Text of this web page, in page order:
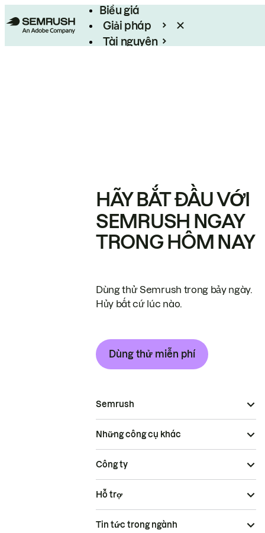
Biểu giá
Giải pháp
Tài nguyên
HÃY BẮT ĐẦU VỚI
SEMRUSH NGAY
TRONG HÔM NAY
Dùng thử Semrush trong bảy ngày.
Hủy bất cứ lúc nào.
Dùng thử miễn phí
Semrush
Những công cụ khác
Công ty
Hỗ trợ
Tin tức trong ngành